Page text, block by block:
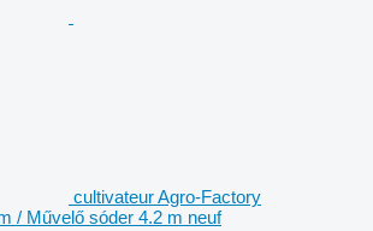
cultivateur Agro-Factory
/ Művelő sóder 4.2 m neuf